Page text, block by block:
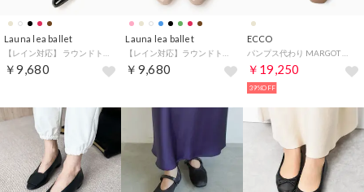
Launa lea ballet
￥9,680
Launa lea ballet
￥9,680
ECCO
￥19,250
39%OFF